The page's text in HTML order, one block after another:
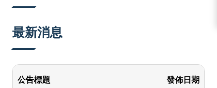
最新消息
公告標題 發佈日期